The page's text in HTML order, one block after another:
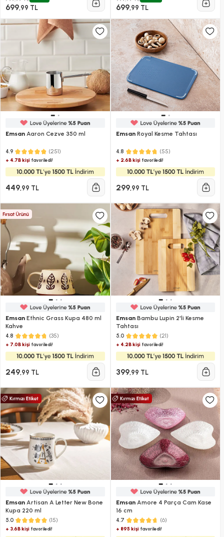
699,99 TL 699,99 TL
Emsan Aaron Cezve 350 ml
4.9 (251)
+ 4.7B kişi favoriledi!
449,99 TL
EmsanRoyal Kesme Tahtası
4.8 (55)
+ 2.6B kişifavoriledi!
299,99 TL
Emsan Ethnic Grass Kupa 480 ml
Kahve​​​​​​​
4.8 (35)
+ 7.0B kişi favoriledi!
249,99 TL
EmsanBambu Lupin 2'li Kesme
Tahtası
5.0 (21)
+ 4.2B kişifavoriledi!
399,99 TL
Emsan Artisan A Letter New Bone
Kupa 220 ml
5.0 (15)
+ 3.6B kişi favoriledi!
EmsanAmore 4 Parça Cam Kase
16 cm
4.7 (6)
+ 895 kişifavoriledi!